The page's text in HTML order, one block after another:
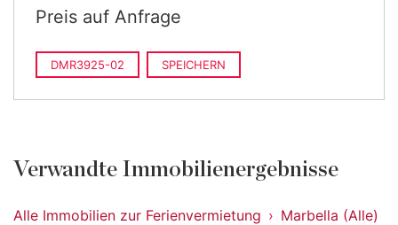
Preis auf Anfrage
DMR3925-02 SPEICHERN
Verwandte Immobilienergebnisse
Alle Immobilien zur Ferienvermietung
Marbella (Alle)